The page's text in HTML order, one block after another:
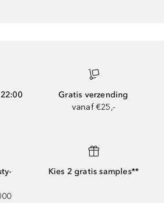
Gratis verzending
vanaf €25,-
Kies 2 gratis samples**